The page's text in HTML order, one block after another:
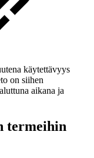
käytettävyys
on siihen
aikana ja
termeihin